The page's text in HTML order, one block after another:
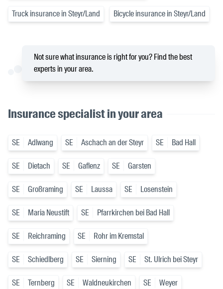
Truck insurance in Steyr/Land Bicycle insurance in Steyr/Land
Not sure what insurance is right for you? Find the best
experts in your area.
Insurance specialist in your area
SE Adlwang SE Aschach an der Steyr SE Bad Hall
SE Dietach SE Gaflenz SE Garsten
SE Großraming SE Laussa SE Losenstein
SE Maria Neustift SE Pfarrkirchen bei Bad Hall
SE Reichraming SE Rohr im Kremstal
SE Schiedlberg SE Sierning SE St. Ulrich bei Steyr
SE Ternberg SE Waldneukirchen SE Weyer